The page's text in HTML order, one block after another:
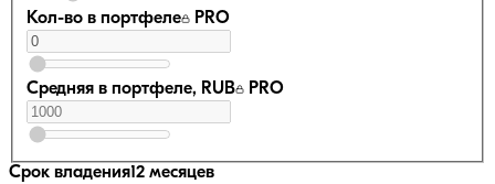
Кол-во в портфеле PRO
Средняя в портфеле, RUB PRO
Срок владения12 месяцев